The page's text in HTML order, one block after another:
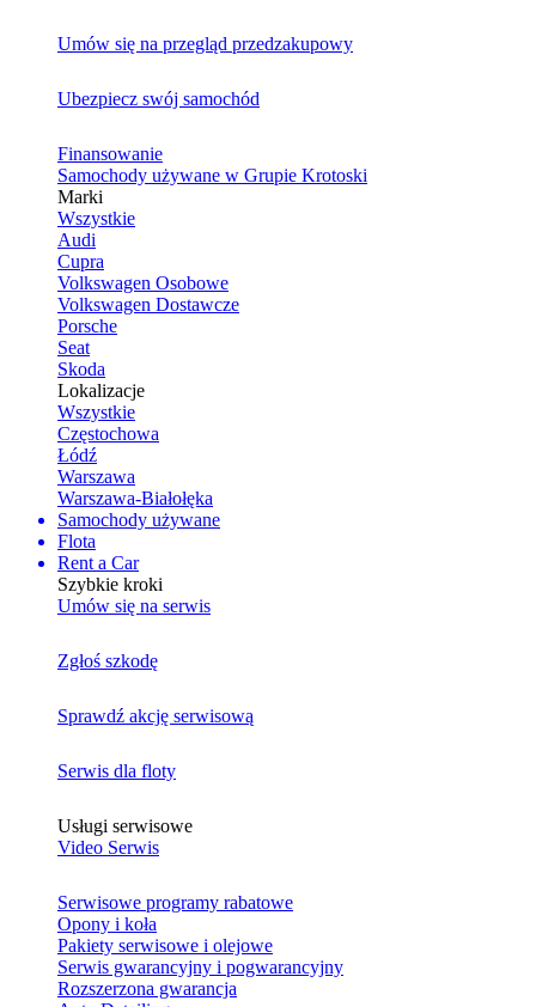
Umów się na przegląd przedzakupowy
Ubezpiecz swój samochód
Finansowanie
Samochody używane w Grupie Krotoski
Marki
Wszystkie
Audi
Cupra
Volkswagen Osobowe
Volkswagen Dostawcze
Porsche
Seat
Skoda
Lokalizacje
Wszystkie
Częstochowa
Łódź
Warszawa
Warszawa-Białołęka
Samochody używane
Flota
Rent a Car
Szybkie kroki
Umów się na serwis
Zgłoś szkodę
Sprawdź akcję serwisową
Serwis dla floty
Usługi serwisowe
Video Serwis
Serwisowe programy rabatowe
Opony i koła
Pakiety serwisowe i olejowe
Serwis gwarancyjny i pogwarancyjny
Rozszerzona gwarancja